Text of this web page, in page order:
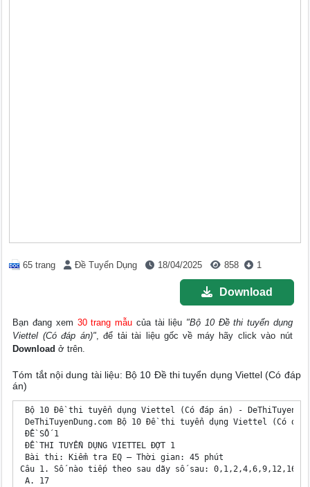
65 trang Đề Tuyển Dụng 18/04/2025 858 1
Download
Bạn đang xem 30 trang mẫu của tài liệu "Bộ 10 Đề thi tuyển dụng
Viettel (Có đáp án)", để tải tài liệu gốc về máy hãy click vào nút
Download ở trên.
Tóm tắt nội dung tài liệu: Bộ 10 Đề thi tuyển dụng Viettel (Có đáp
án)
Bộ 10 Đề thi tuyển dụng Viettel (Có đáp án) -
DeThiTuyenDung.com Bộ 10 Đề thi tuyển dụng Viettel (Có đáp
ĐỀ SỐ 1
ĐỀ THI TUYỂN DỤNG VIETTEL ĐỢT 1
Bài thi: Kiểm tra EQ – Thời gian: 45 phút
Câu 1. Số nào tiếp theo sau dãy số sau: 0,1,2,4,6,9,12,16,
A. 17